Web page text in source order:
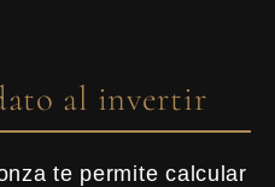
al invertir
te permite calcular